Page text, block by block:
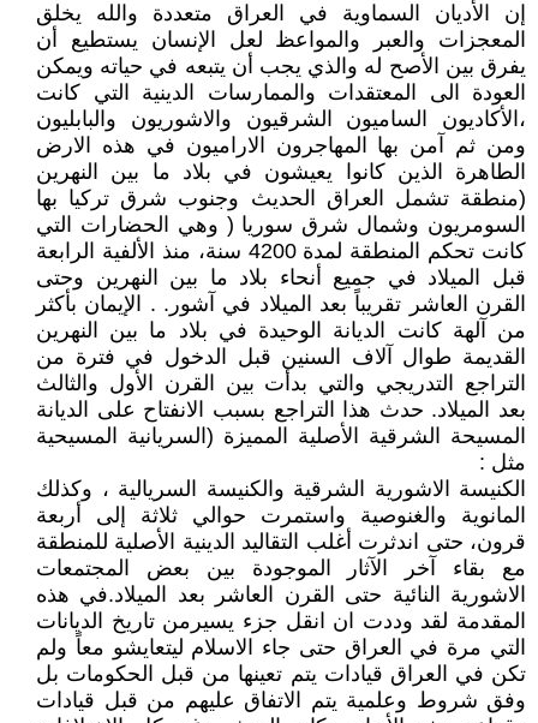
إن الأديان السماوية في العراق متعددة والله يخلق
المعجزات والعبر والمواعظ لعل الإنسان يستطيع أن
يفرق بين الأصح له والذي يجب أن يتبعه في حياته ويمكن
العودة الى المعتقدات والممارسات الدينية التي كانت
،الأكاديون الساميون الشرقيون والاشوريون والبابليون
ومن ثم آمن بها المهاجرون الاراميون في هذه الارض
الطاهرة الذين كانوا يعيشون في بلاد ما بين النهرين
(منطقة تشمل العراق الحديث وجنوب شرق تركيا بها
السومريون وشمال شرق سوريا ( وهي الحضارات التي
كانت تحكم المنطقة لمدة 4200 سنة، منذ الألفية الرابعة
قبل الميلاد في جميع أنحاء بلاد ما بين النهرين وحتى
القرن العاشر تقريباً بعد الميلاد في آشور. . الإيمان بأكثر
من آلهة كانت الديانة الوحيدة في بلاد ما بين النهرين
القديمة طوال آلاف السنين قبل الدخول في فترة من
التراجع التدريجي والتي بدأت بين القرن الأول والثالث
بعد الميلاد. حدث هذا التراجع بسبب الانفتاح على الديانة
المسيحة الشرقية الأصلية المميزة (السريانية المسيحية
مثل :
الكنيسة الاشورية الشرقية والكنيسة السريالية ، وكذلك
المانوية والغنوصية واستمرت حوالي ثلاثة إلى أربعة
قرون، حتى اندثرت أغلب التقاليد الدينية الأصلية للمنطقة
مع بقاء آخر الآثار الموجودة بين بعض المجتمعات
الاشورية النائية حتى القرن العاشر بعد الميلاد.في هذه
المقدمة لقد وددت ان انقل جزء يسيرمن تاريخ الديانات
التي مرة في العراق حتى جاء الاسلام ليتعايشو معاً ولم
تكن في العراق قيادات يتم تعينها من قبل الحكومات بل
وفق شروط وعلمية يتم الاتفاق عليهم من قبل قيادات